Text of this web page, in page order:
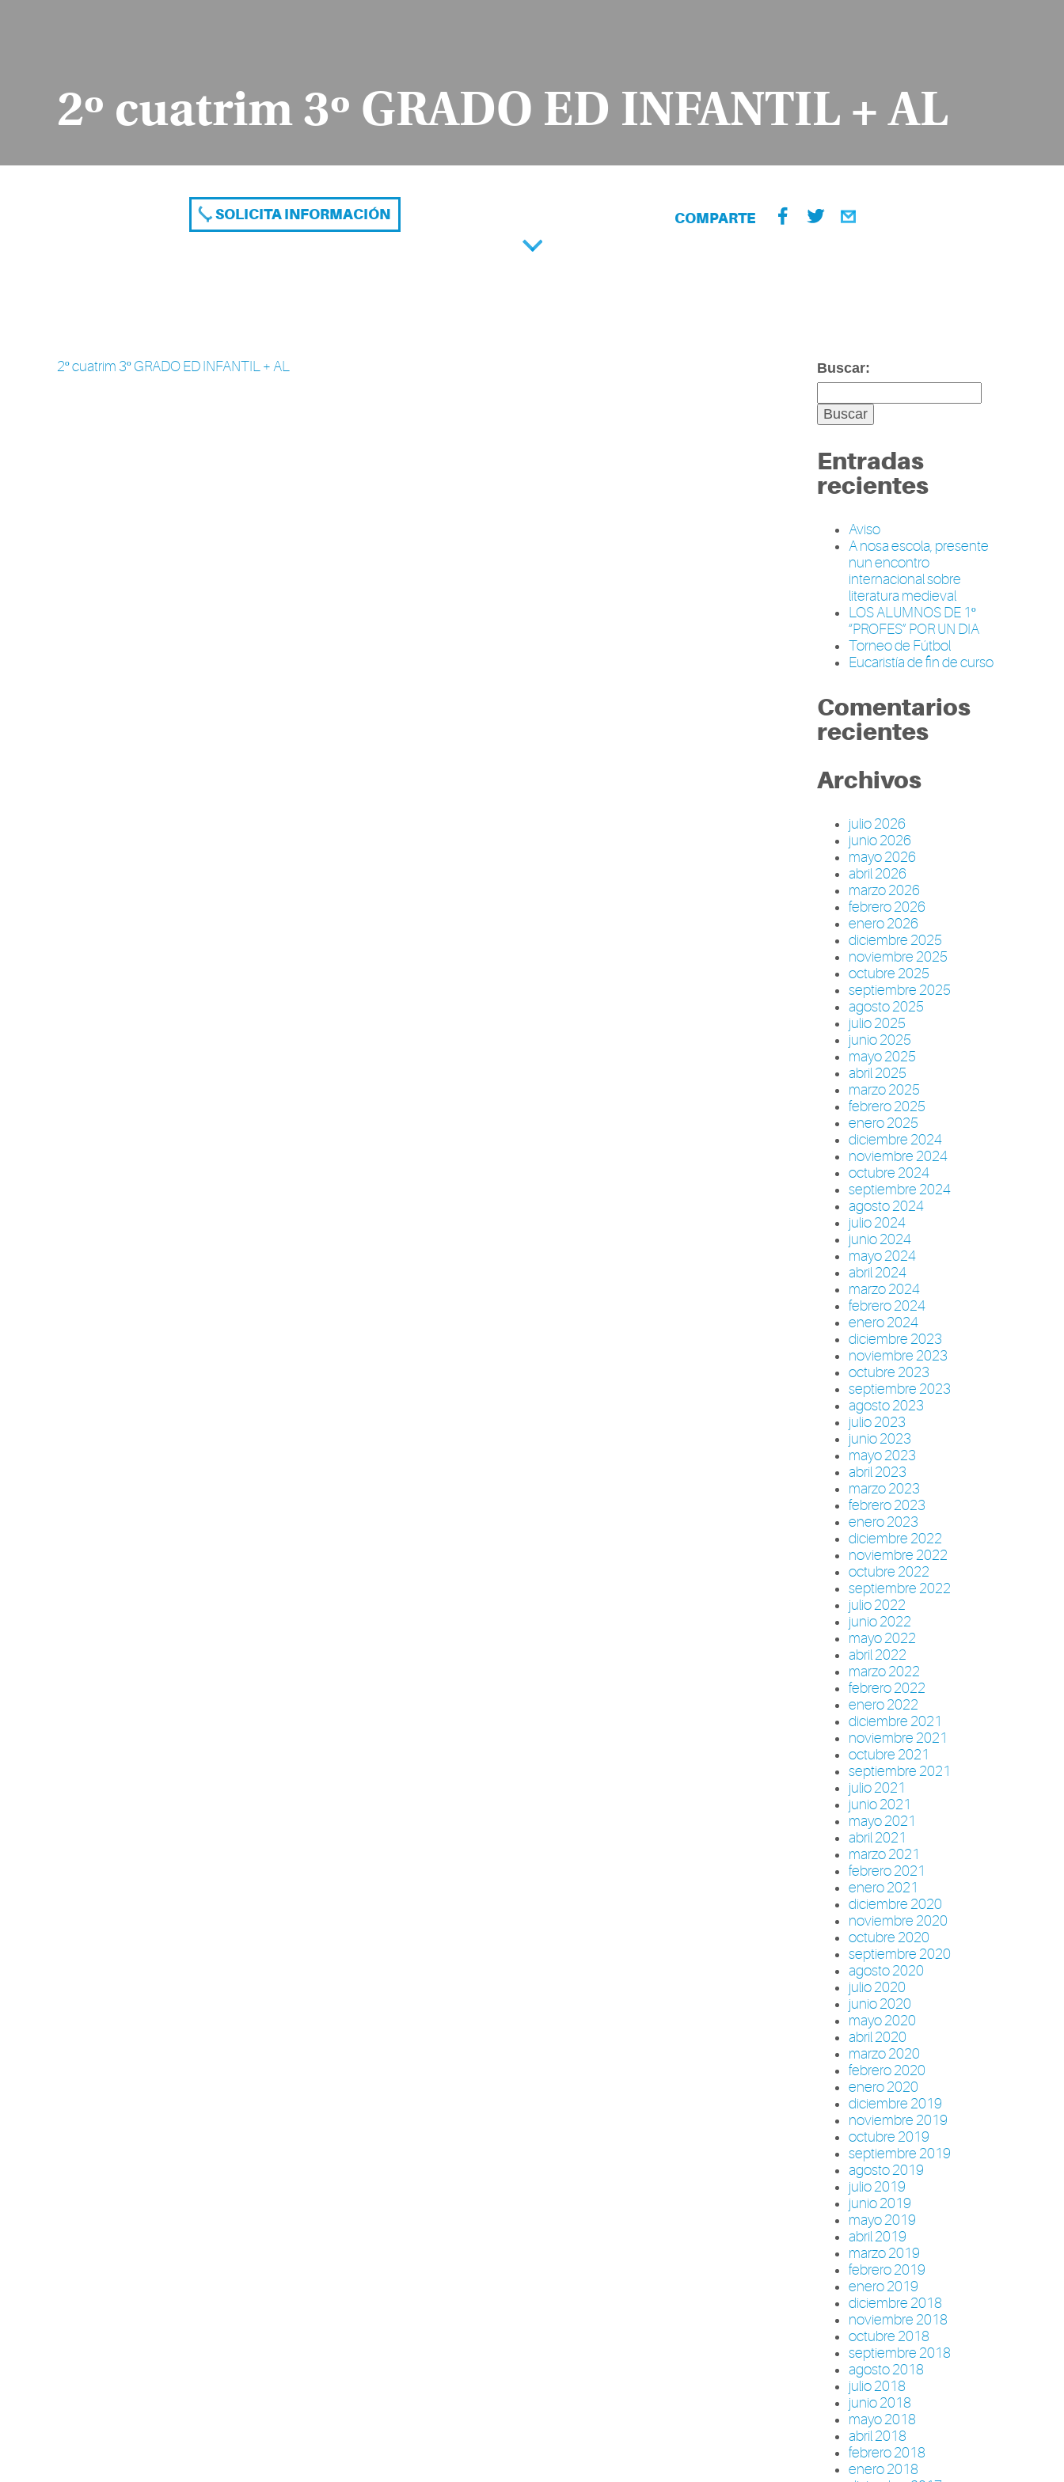
2º cuatrim 3º GRADO ED INFANTIL + AL
SOLICITA INFORMACIÓN COMPARTE
2º cuatrim 3º GRADO ED INFANTIL + AL Buscar:
Entradas
recientes
Aviso
A nosa escola, presente
nun encontro
internacional sobre
literatura medieval
LOS ALUMNOS DE 1º
“PROFES” POR UN DIA
Torneo de Fútbol
Eucaristía de fin de curso
Comentarios
recientes
Archivos
julio 2026
junio 2026
mayo 2026
abril 2026
marzo 2026
febrero 2026
enero 2026
diciembre 2025
noviembre 2025
octubre 2025
septiembre 2025
agosto 2025
julio 2025
junio 2025
mayo 2025
abril 2025
marzo 2025
febrero 2025
enero 2025
diciembre 2024
noviembre 2024
octubre 2024
septiembre 2024
agosto 2024
julio 2024
junio 2024
mayo 2024
abril 2024
marzo 2024
febrero 2024
enero 2024
diciembre 2023
noviembre 2023
octubre 2023
septiembre 2023
agosto 2023
julio 2023
junio 2023
mayo 2023
abril 2023
marzo 2023
febrero 2023
enero 2023
diciembre 2022
noviembre 2022
octubre 2022
septiembre 2022
julio 2022
junio 2022
mayo 2022
abril 2022
marzo 2022
febrero 2022
enero 2022
diciembre 2021
noviembre 2021
octubre 2021
septiembre 2021
julio 2021
junio 2021
mayo 2021
abril 2021
marzo 2021
febrero 2021
enero 2021
diciembre 2020
noviembre 2020
octubre 2020
septiembre 2020
agosto 2020
julio 2020
junio 2020
mayo 2020
abril 2020
marzo 2020
febrero 2020
enero 2020
diciembre 2019
noviembre 2019
octubre 2019
septiembre 2019
agosto 2019
julio 2019
junio 2019
mayo 2019
abril 2019
marzo 2019
febrero 2019
enero 2019
diciembre 2018
noviembre 2018
octubre 2018
septiembre 2018
agosto 2018
julio 2018
junio 2018
mayo 2018
abril 2018
febrero 2018
enero 2018